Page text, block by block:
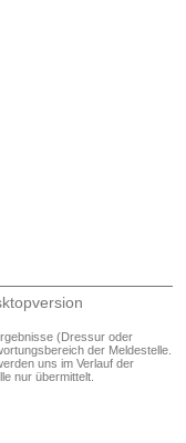
(Dressur oder
der Meldestelle.
uns im Verlauf der
nur übermittelt.